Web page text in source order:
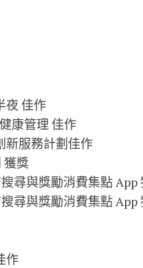
夜 佳作
康管理 佳作
新服務計劃佳作
獲獎
尋與獎勵消費集點 App
尋與獎勵消費集點 App
作